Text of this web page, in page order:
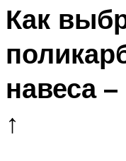
Как
навеса
↑